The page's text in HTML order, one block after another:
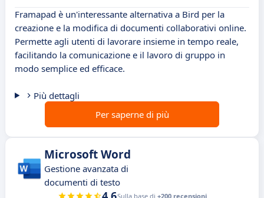
Framapad è un'interessante alternativa a Bird per la
creazione e la modifica di documenti collaborativi online.
Permette agli utenti di lavorare insieme in tempo reale,
facilitando la comunicazione e il lavoro di gruppo in
modo semplice ed efficace.
Più dettagli
Per saperne di più
Microsoft Word
Gestione avanzata di
documenti di testo
Sulla base di +200 recensioni